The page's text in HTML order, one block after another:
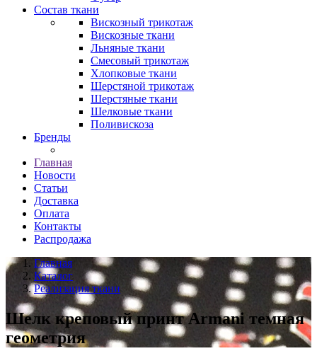
Состав ткани
Вискозный трикотаж
Вискозные ткани
Льняные ткани
Смесовый трикотаж
Хлопковые ткани
Шерстяной трикотаж
Шерстяные ткани
Шелковые ткани
Поливискоза
Бренды
Главная
Новости
Статьи
Доставка
Оплата
Контакты
Распродажа
Главная
Каталог
Реализация ткани
Шелк креповый принт Armani темная
геометрия